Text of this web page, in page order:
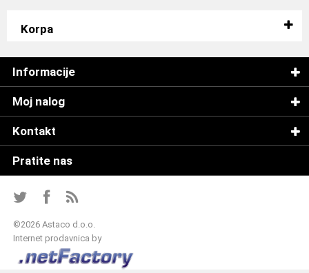
Korpa
Informacije
Moj nalog
Kontakt
Pratite nas
©2026 Astaco d.o.o.
Internet prodavnica by